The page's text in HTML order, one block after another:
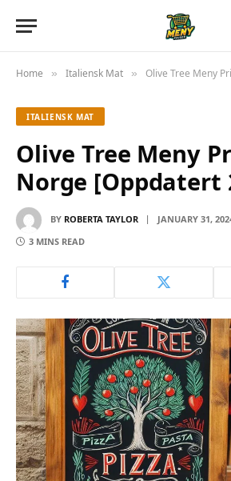
Home » Italiensk Mat » Olive Tree Meny
ITALIENSK MAT
Olive Tree Meny
Norge [Oppdatert
BY ROBERTA TAYLOR JANUARY 31,
3 MINS READ